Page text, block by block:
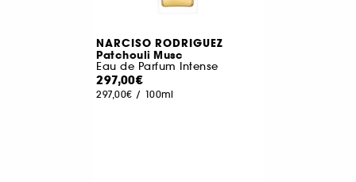
NARCISO RODRIGUEZ
Patchouli Musc
Eau de Parfum Intense
297,00€
297,00€ / 100ml